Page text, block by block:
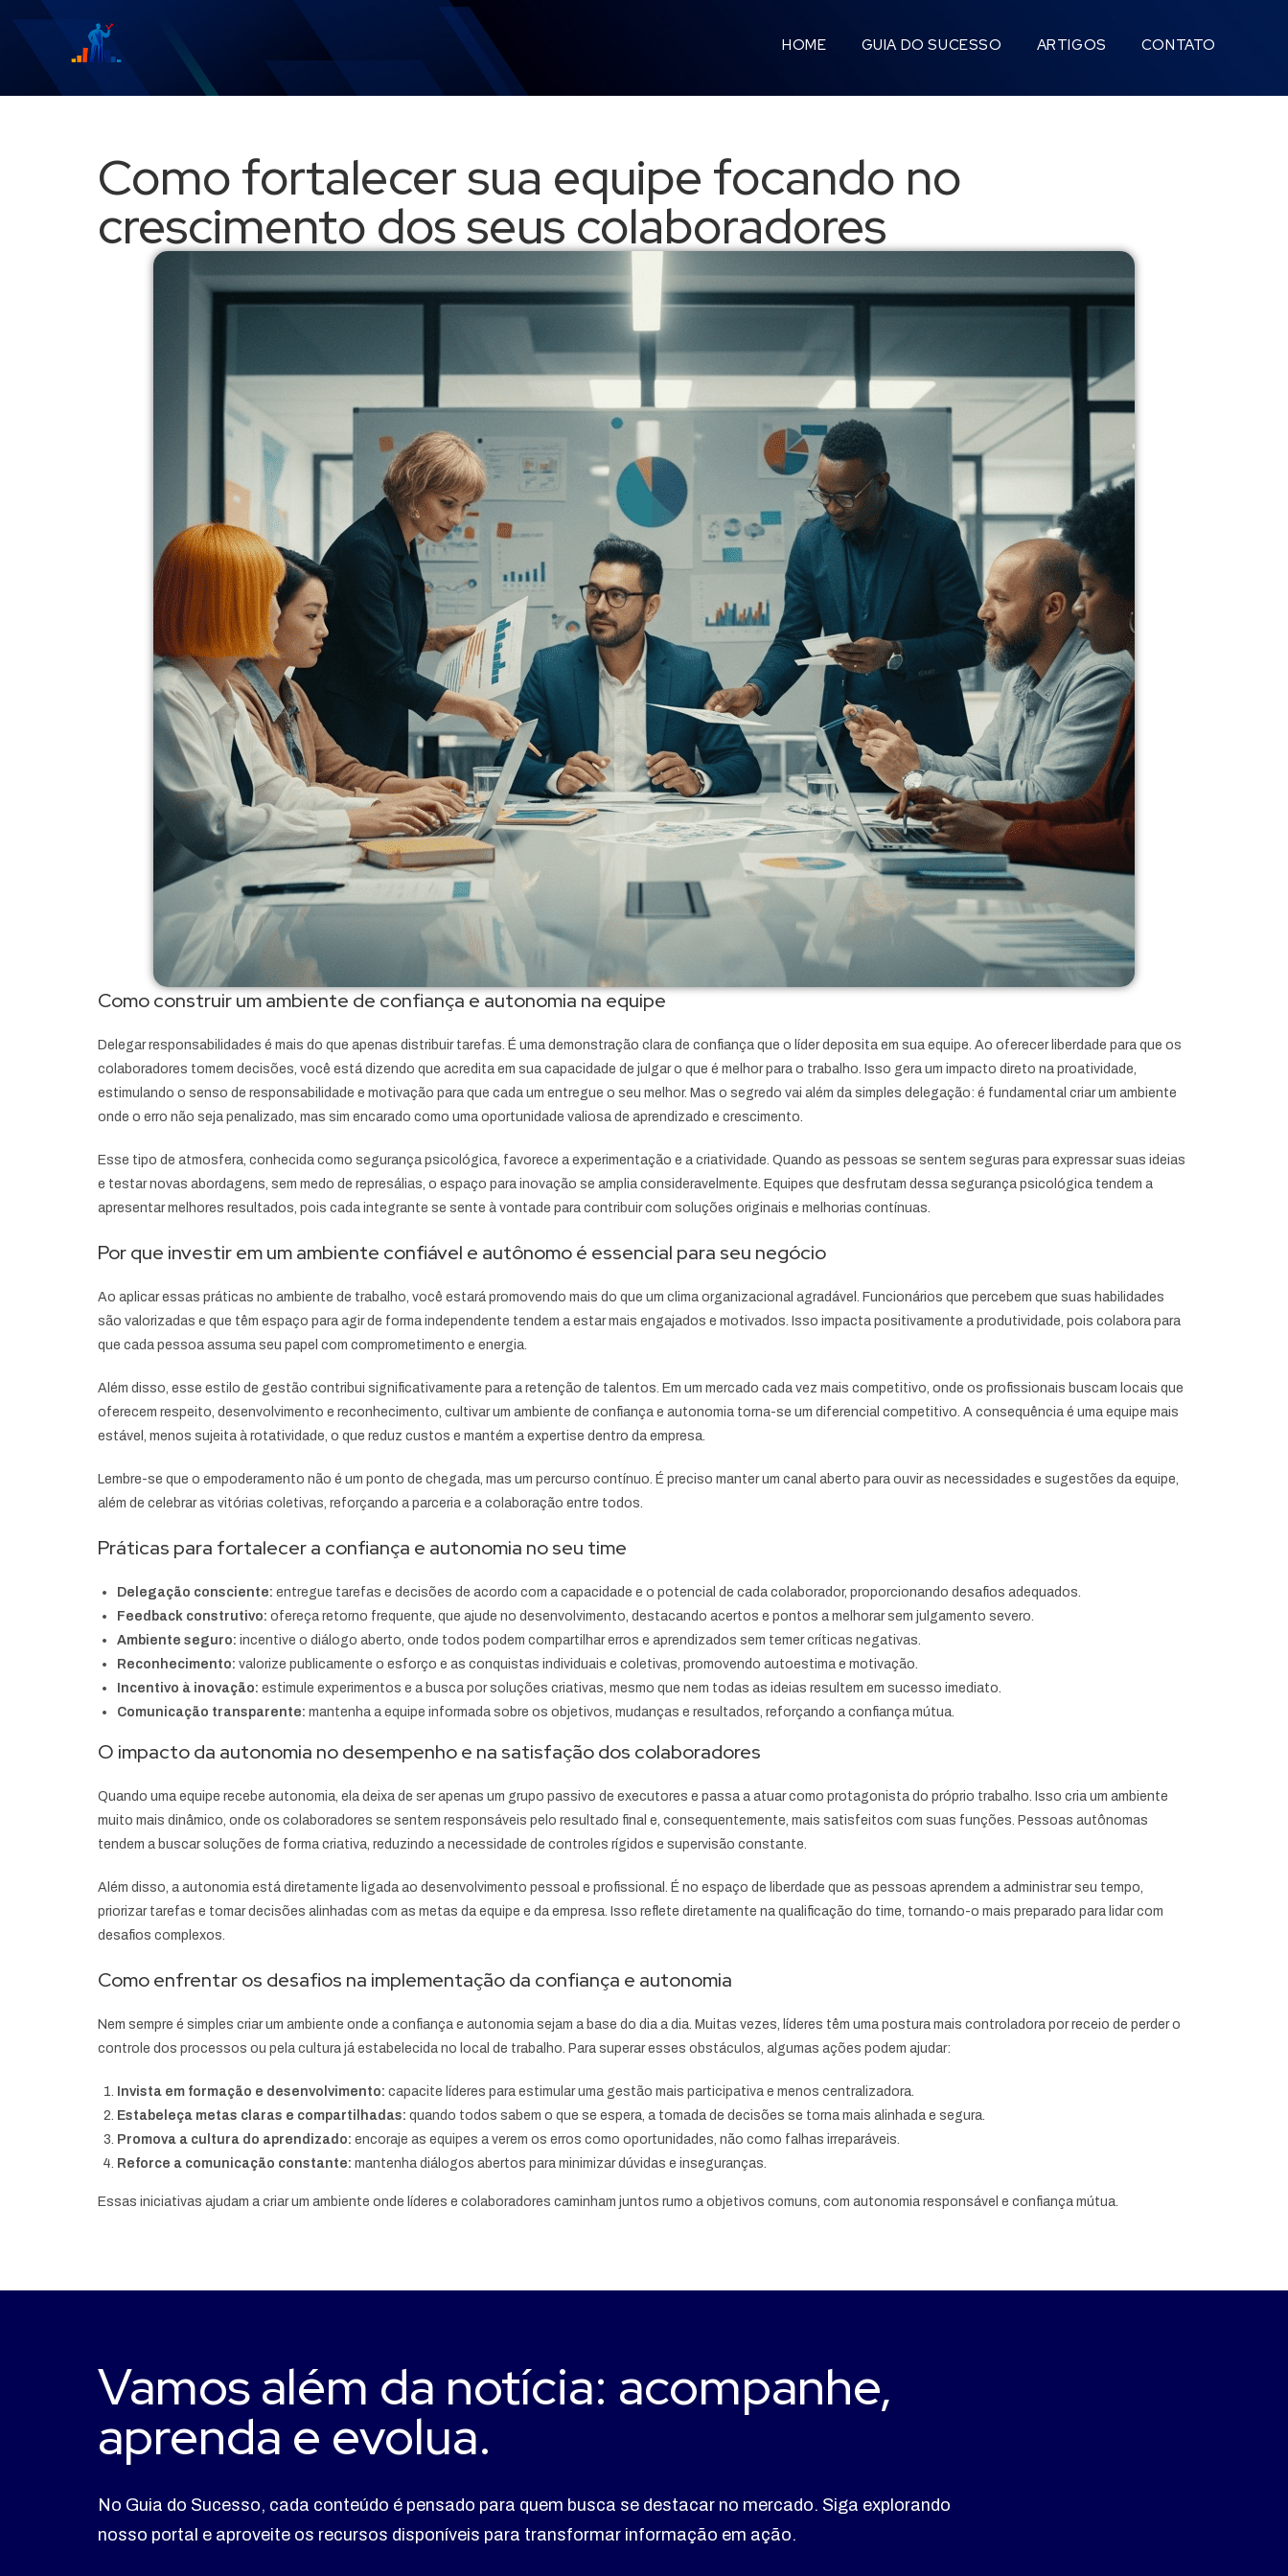
HOME GUIA DO SUCESSO ARTIGOS CONTATO
Como fortalecer sua equipe focando no
crescimento dos seus colaboradores
Como construir um ambiente de confiança e autonomia na equipe
Delegar responsabilidades é mais do que apenas distribuir tarefas. É uma demonstração clara de confiança que o líder deposita em sua equipe. Ao oferecer liberdade para que os
colaboradores tomem decisões, você está dizendo que acredita em sua capacidade de julgar o que é melhor para o trabalho. Isso gera um impacto direto na proatividade,
estimulando o senso de responsabilidade e motivação para que cada um entregue o seu melhor. Mas o segredo vai além da simples delegação: é fundamental criar um ambiente
onde o erro não seja penalizado, mas sim encarado como uma oportunidade valiosa de aprendizado e crescimento.
Esse tipo de atmosfera, conhecida como segurança psicológica, favorece a experimentação e a criatividade. Quando as pessoas se sentem seguras para expressar suas ideias
e testar novas abordagens, sem medo de represálias, o espaço para inovação se amplia consideravelmente. Equipes que desfrutam dessa segurança psicológica tendem a
apresentar melhores resultados, pois cada integrante se sente à vontade para contribuir com soluções originais e melhorias contínuas.
Por que investir em um ambiente confiável e autônomo é essencial para seu negócio
Ao aplicar essas práticas no ambiente de trabalho, você estará promovendo mais do que um clima organizacional agradável. Funcionários que percebem que suas habilidades
são valorizadas e que têm espaço para agir de forma independente tendem a estar mais engajados e motivados. Isso impacta positivamente a produtividade, pois colabora para
que cada pessoa assuma seu papel com comprometimento e energia.
Além disso, esse estilo de gestão contribui significativamente para a retenção de talentos. Em um mercado cada vez mais competitivo, onde os profissionais buscam locais que
oferecem respeito, desenvolvimento e reconhecimento, cultivar um ambiente de confiança e autonomia torna-se um diferencial competitivo. A consequência é uma equipe mais
estável, menos sujeita à rotatividade, o que reduz custos e mantém a expertise dentro da empresa.
Lembre-se que o empoderamento não é um ponto de chegada, mas um percurso contínuo. É preciso manter um canal aberto para ouvir as necessidades e sugestões da equipe,
além de celebrar as vitórias coletivas, reforçando a parceria e a colaboração entre todos.
Práticas para fortalecer a confiança e autonomia no seu time
Delegação consciente: entregue tarefas e decisões de acordo com a capacidade e o potencial de cada colaborador, proporcionando desafios adequados.
Feedback construtivo: ofereça retorno frequente, que ajude no desenvolvimento, destacando acertos e pontos a melhorar sem julgamento severo.
Ambiente seguro: incentive o diálogo aberto, onde todos podem compartilhar erros e aprendizados sem temer críticas negativas.
Reconhecimento: valorize publicamente o esforço e as conquistas individuais e coletivas, promovendo autoestima e motivação.
Incentivo à inovação: estimule experimentos e a busca por soluções criativas, mesmo que nem todas as ideias resultem em sucesso imediato.
Comunicação transparente: mantenha a equipe informada sobre os objetivos, mudanças e resultados, reforçando a confiança mútua.
O impacto da autonomia no desempenho e na satisfação dos colaboradores
Quando uma equipe recebe autonomia, ela deixa de ser apenas um grupo passivo de executores e passa a atuar como protagonista do próprio trabalho. Isso cria um ambiente
muito mais dinâmico, onde os colaboradores se sentem responsáveis pelo resultado final e, consequentemente, mais satisfeitos com suas funções. Pessoas autônomas
tendem a buscar soluções de forma criativa, reduzindo a necessidade de controles rígidos e supervisão constante.
Além disso, a autonomia está diretamente ligada ao desenvolvimento pessoal e profissional. É no espaço de liberdade que as pessoas aprendem a administrar seu tempo,
priorizar tarefas e tomar decisões alinhadas com as metas da equipe e da empresa. Isso reflete diretamente na qualificação do time, tornando-o mais preparado para lidar com
desafios complexos.
Como enfrentar os desafios na implementação da confiança e autonomia
Nem sempre é simples criar um ambiente onde a confiança e autonomia sejam a base do dia a dia. Muitas vezes, líderes têm uma postura mais controladora por receio de perder o
controle dos processos ou pela cultura já estabelecida no local de trabalho. Para superar esses obstáculos, algumas ações podem ajudar:
Invista em formação e desenvolvimento: capacite líderes para estimular uma gestão mais participativa e menos centralizadora.
Estabeleça metas claras e compartilhadas: quando todos sabem o que se espera, a tomada de decisões se torna mais alinhada e segura.
Promova a cultura do aprendizado: encoraje as equipes a verem os erros como oportunidades, não como falhas irreparáveis.
Reforce a comunicação constante: mantenha diálogos abertos para minimizar dúvidas e inseguranças.
Essas iniciativas ajudam a criar um ambiente onde líderes e colaboradores caminham juntos rumo a objetivos comuns, com autonomia responsável e confiança mútua.
Vamos além da notícia: acompanhe,
aprenda e evolua.
No Guia do Sucesso, cada conteúdo é pensado para quem busca se destacar no mercado. Siga explorando
nosso portal e aproveite os recursos disponíveis para transformar informação em ação.